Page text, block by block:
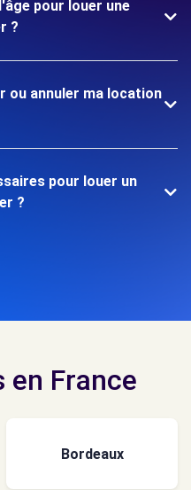
pour louer une
?
ou annuler ma location
pour louer un
?
France
Bordeaux